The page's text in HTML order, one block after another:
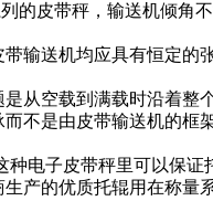
列的皮带秤，输送机倾角
输送机均应具有恒定的
空载到满载时沿着整
不是由皮带输送机的框
子皮带秤里可以保证
产的优质托辊用在称